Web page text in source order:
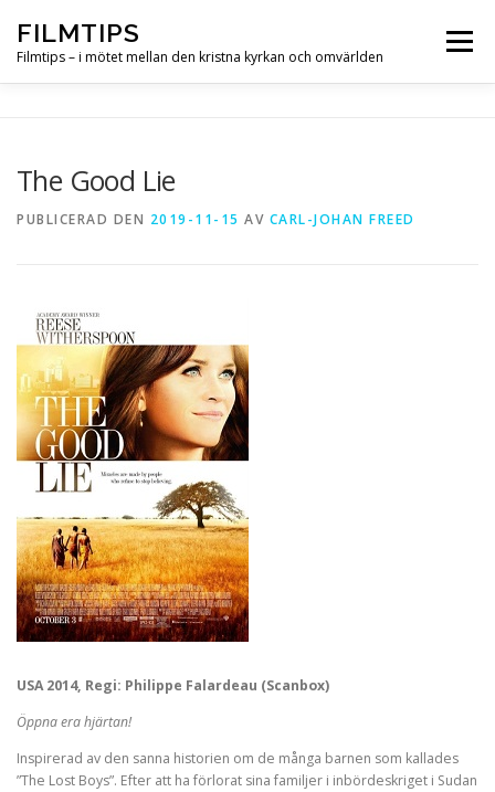
innehåll
FILMTIPS
Filmtips – i mötet mellan den kristna kyrkan och omvärlden
Meny
The Good Lie
PUBLICERAD DEN 2019-11-15 AV CARL-JOHAN FREED
USA 2014, Regi: Philippe Falardeau (Scanbox)
Öppna era hjärtan!
Inspirerad av den sanna historien om de många barnen som kallades
”The Lost Boys”. Efter att ha förlorat sina familjer i inbördeskriget i Sudan